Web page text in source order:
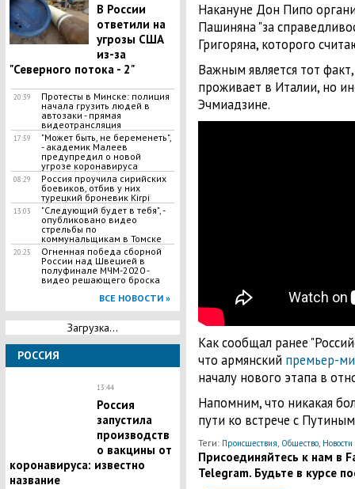
В России
ответили на
угрозы США
из-за
"Северного потока - 2"
20:39
Протесты в Минске: полиция
начала грузить людей в
автозаки - прямая
видеотрансляция
17:59
"Может быть, не беременеть",
- академик Малеев
предупредил о новой
угрозе коронавируса
08:29
Россия проучила сирийских
боевиков, отбив у них
турецкий броневик Kirpi
13:03
"Следующий будет в тебя", -
опубликовано видео
стрельбы по
коммунальщикам в Томске
20:25
Огненная победа сборной
России над Швецией в
полуфинале МЧМ-2020 -
видео решающего броска
ВСЕ НОВОСТИ »
Загрузка...
РОССИЯ
13:44
Россия
запустила
производств
о вакцины от
коронавируса: известно
название
Накануне Дон Пипо
Пашиняна "за
Григоряна, которого
Важным является тот
проживает в Италии, но
Эчмиадзине.
Как сообщал ранее
что армянский премьер-
началу нового этапа в
Напомним, что никакая
пути ко встрече с
Теги: Происшествия Общество,
Присоединяйтесь к нам в
Telegram. Будьте в курсе